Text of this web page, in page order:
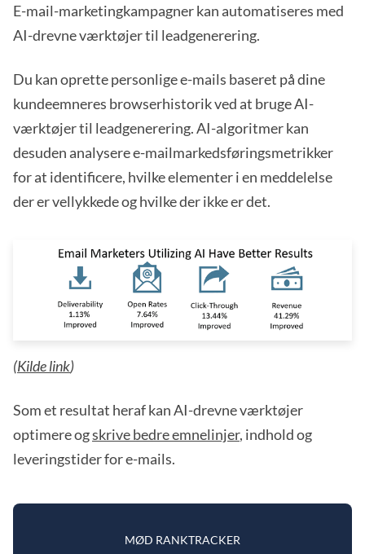
E-mail-marketingkampagner kan automatiseres med
AI-drevne værktøjer til leadgenerering.
Du kan oprette personlige e-mails baseret på dine
kundeemneres browserhistorik ved at bruge AI-
værktøjer til leadgenerering. AI-algoritmer kan
desuden analysere e-mailmarkedsføringsmetrikker
for at identificere, hvilke elementer i en meddelelse
der er vellykkede og hvilke der ikke er det.
(Kilde link)
Som et resultat heraf kan AI-drevne værktøjer
optimere ogskrive bedre emnelinjer, indhold og
leveringstider for e-mails.
MØD RANKTRACKER